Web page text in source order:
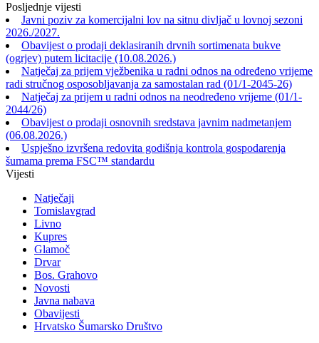
Posljednje vijesti
Javni poziv za komercijalni lov na sitnu divljač u lovnoj sezoni
2026./2027.
Obavijest o prodaji deklasiranih drvnih sortimenata bukve
(ogrjev) putem licitacije (10.08.2026.)
Natječaj za prijem vježbenika u radni odnos na određeno vrijeme
radi stručnog osposobljavanja za samostalan rad (01/1-2045-26)
Natječaj za prijem u radni odnos na neodređeno vrijeme (01/1-
2044/26)
Obavijest o prodaji osnovnih sredstava javnim nadmetanjem
(06.08.2026.)
Uspješno izvršena redovita godišnja kontrola gospodarenja
šumama prema FSC™ standardu
Vijesti
Natječaji
Tomislavgrad
Livno
Kupres
Glamoč
Drvar
Bos. Grahovo
Novosti
Javna nabava
Obavijesti
Hrvatsko Šumarsko Društvo